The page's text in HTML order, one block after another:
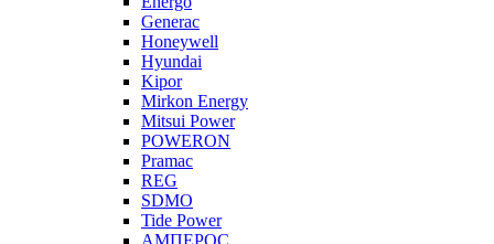
Generac
Honeywell
Hyundai
Kipor
Mirkon Energy
Mitsui Power
POWERON
Pramac
REG
SDMO
Tide Power
АМПЕРОС